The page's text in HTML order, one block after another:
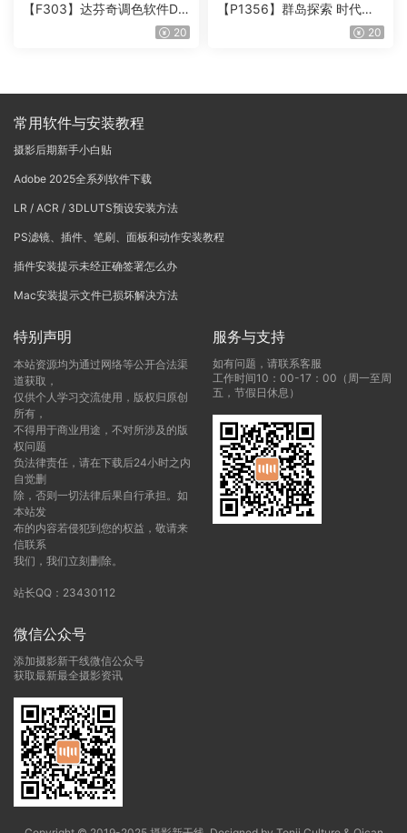
【F303】达芬奇调色软件Da
Vinci Resolve Studio21.0.320
【P1356】群岛探索 时代马
戏团 – QUEST 60 调色预设A
20
常用软件与安装教程
摄影后期新手小白贴
Adobe 2025全系列软件下载
LR / ACR / 3DLUTS预设安装方法
PS滤镜、插件、笔刷、面板和动作安装教程
插件安装提示未经正确签署怎么办
Mac安装提示文件已损坏解决方法
特别声明
本站资源均为通过网络等公开合法渠
道获取，
仅供个人学习交流使用，版权归原创
所有，
不得用于商业用途，不对所涉及的版
权问题
负法律责任，请在下载后24小时之内
自觉删
除，否则一切法律后果自行承担。如
本站发
布的内容若侵犯到您的权益，敬请来
信联系
我们，我们立刻删除。
站长QQ：23430112
服务与支持
如有问题，请联系客服
工作时间10：00-17：00（周一至周
五，节假日休息）
微信公众号
添加摄影新干线微信公众号
获取最新最全摄影资讯